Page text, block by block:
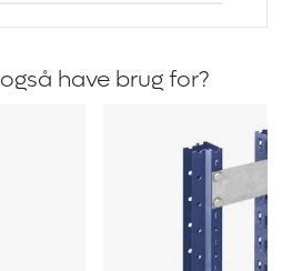
have brug for?